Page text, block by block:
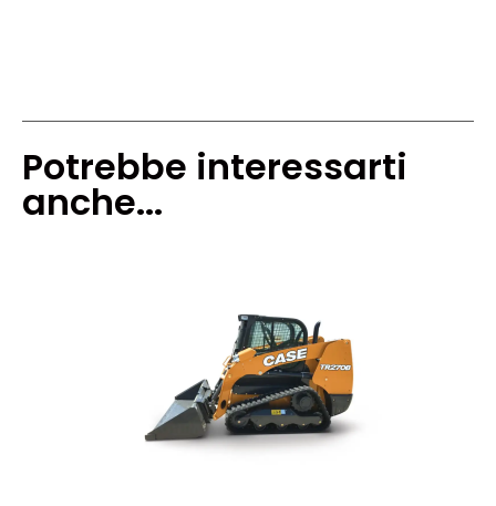
Potrebbe interessarti
anche...